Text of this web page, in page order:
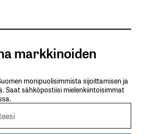
uutiskirje
markkinoiden
monipuolisimmista sijoittamisen ja
Saat sähköpostiisi mielenkiintoisimmat